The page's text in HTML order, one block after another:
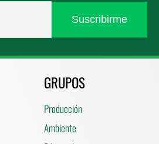
GRUPOS
Producción
Ambiente